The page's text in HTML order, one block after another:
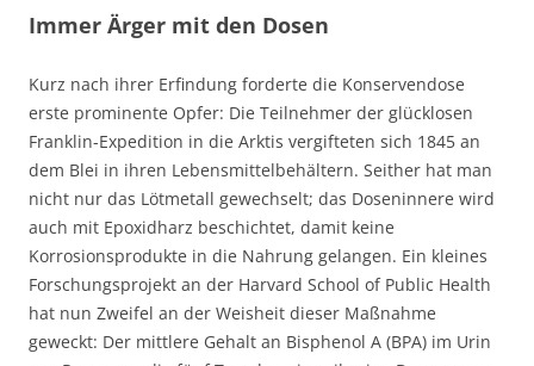
Immer Ärger mit den Dosen
Kurz nach ihrer Erfindung forderte die Konservendose
erste prominente Opfer: Die Teilnehmer der glücklosen
Franklin-Expedition in die Arktis vergifteten sich 1845 an
dem Blei in ihren Lebensmittelbehältern. Seither hat man
nicht nur das Lötmetall gewechselt; das Doseninnere wird
auch mit Epoxidharz beschichtet, damit keine
Korrosionsprodukte in die Nahrung gelangen. Ein kleines
Forschungsprojekt an der Harvard School of Public Health
hat nun Zweifel an der Weisheit dieser Maßnahme
geweckt: Der mittlere Gehalt an Bisphenol A (BPA) im Urin